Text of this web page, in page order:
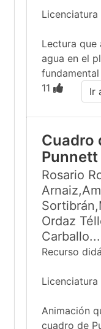
Licenciatura
Lectura que
agua en el
11
Ir
Cuadro
Punnett
Rosario
Ordaz
Carballo...
Recurso
Licenciatura
Animación
cuadro de